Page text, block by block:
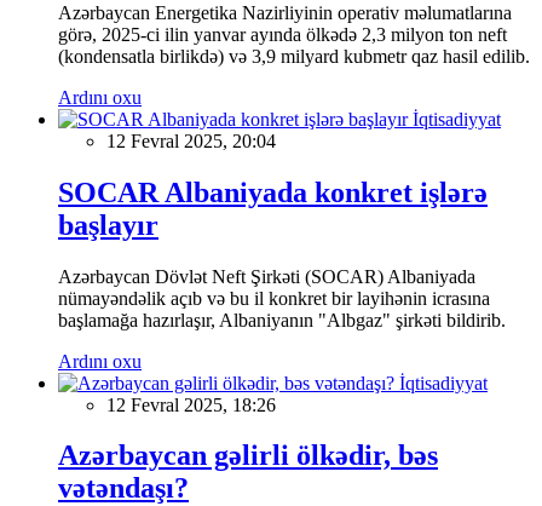
Azərbaycan Energetika Nazirliyinin operativ məlumatlarına
görə, 2025-ci ilin yanvar ayında ölkədə 2,3 milyon ton neft
(kondensatla birlikdə) və 3,9 milyard kubmetr qaz hasil edilib.
Ardını oxu
İqtisadiyyat
12 Fevral 2025, 20:04
SOCAR Albaniyada konkret işlərə
başlayır
Azərbaycan Dövlət Neft Şirkəti (SOCAR) Albaniyada
nümayəndəlik açıb və bu il konkret bir layihənin icrasına
başlamağa hazırlaşır, Albaniyanın "Albgaz" şirkəti bildirib.
Ardını oxu
İqtisadiyyat
12 Fevral 2025, 18:26
Azərbaycan gəlirli ölkədir, bəs
vətəndaşı?